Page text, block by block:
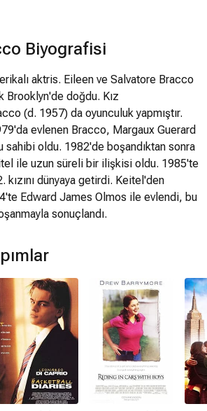
Biyografisi
aktris. Eileen ve Salvatore Bracco
doğdu. Kız
(d. 1957) da oyunculuk yapmıştır.
evlenen Bracco, Margaux Guerard
sahibi oldu. 1982'de boşandıktan sonra
ile uzun süreli bir ilişkisi oldu. 1985'te
kızını dünyaya getirdi. Keitel'den
Edward James Olmos ile evlendi, bu
sonuçlandı.